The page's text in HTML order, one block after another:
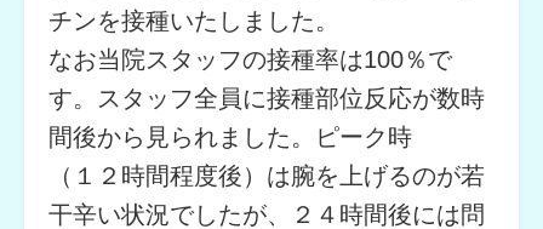
チンを接種いたしました。
なお当院スタッフの接種率は100％で
す。スタッフ全員に接種部位反応が数時
間後から見られました。ピーク時
（１２時間程度後）は腕を上げるのが若
干辛い状況でしたが、２４時間後には問